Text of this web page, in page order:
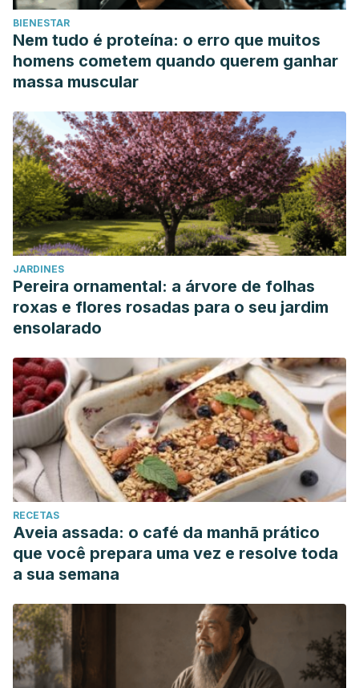
BIENESTAR
Nem tudo é proteína: o erro que muitos
homens cometem quando querem ganhar
massa muscular
JARDINES
Pereira ornamental: a árvore de folhas
roxas e flores rosadas para o seu jardim
ensolarado
RECETAS
Aveia assada: o café da manhã prático
que você prepara uma vez e resolve toda
a sua semana